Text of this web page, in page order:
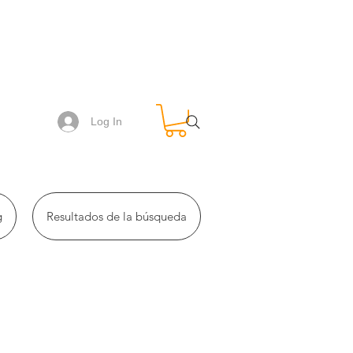
Log In
Resultados de la búsqueda